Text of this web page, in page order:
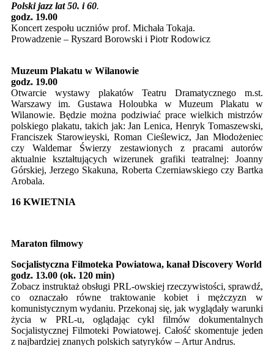
Polski jazz lat 50. i 60.
godz. 19.00
Koncert zespołu uczniów prof. Michała Tokaja.
Prowadzenie – Ryszard Borowski i Piotr Rodowicz
Muzeum Plakatu w Wilanowie
godz. 19.00
Otwarcie wystawy plakatów Teatru Dramatycznego m.st.
Warszawy im. Gustawa Holoubka w Muzeum Plakatu w
Wilanowie. Będzie można podziwiać prace wielkich mistrzów
polskiego plakatu, takich jak: Jan Lenica, Henryk Tomaszewski,
Franciszek Starowieyski, Roman Cieślewicz, Jan Młodożeniec
czy Waldemar Świerzy zestawionych z pracami autorów
aktualnie kształtujących wizerunek grafiki teatralnej: Joanny
Górskiej, Jerzego Skakuna, Roberta Czerniawskiego czy Bartka
Arobala.
16 KWIETNIA
Maraton filmowy
Socjalistyczna Filmoteka Powiatowa, kanał Discovery World
godz. 13.00 (ok. 120 min)
Zobacz instruktaż obsługi PRL-owskiej rzeczywistości, sprawdź,
co oznaczało równe traktowanie kobiet i mężczyzn w
komunistycznym wydaniu. Przekonaj się, jak wyglądały warunki
życia w PRL-u, oglądając cykl filmów dokumentalnych
Socjalistycznej Filmoteki Powiatowej. Całość skomentuje jeden
z najbardziej znanych polskich satyryków – Artur Andrus.